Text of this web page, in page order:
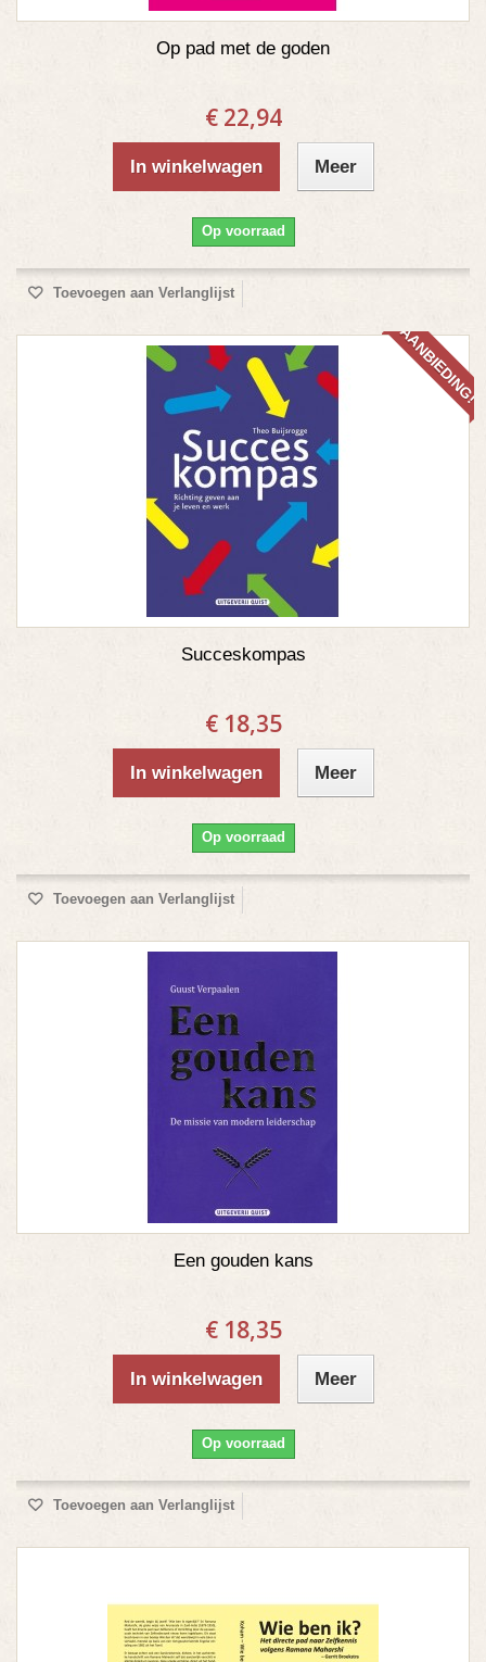
Op pad met de goden
€ 22,94
In winkelwagen Meer
Op voorraad
Toevoegen aan Verlanglijst
AANBIEDING!
Succeskompas
€ 18,35
In winkelwagen Meer
Op voorraad
Toevoegen aan Verlanglijst
Een gouden kans
€ 18,35
In winkelwagen Meer
Op voorraad
Toevoegen aan Verlanglijst